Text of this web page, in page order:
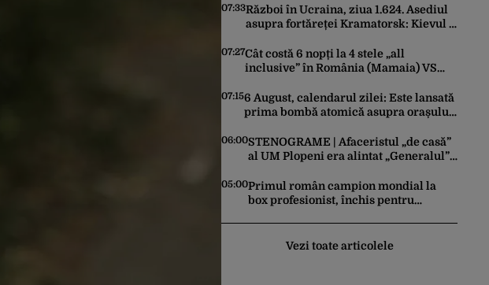
07:33Război în Ucraina, ziua 1.624. Asediul
asupra fortăreței Kramatorsk: Kievul a
sunt la 20 de km de oraș
07:27Cât costă 6 nopți la 4 stele „all
inclusive” în România (Mamaia) VS
mai ieftin, de fapt
07:156 August, calendarul zilei: Este lansată
prima bombă atomică asupra orașului
pentru interzicerea armei nucleare
06:00STENOGRAME | Afaceristul „de casă”
al UM Plopeni era alintat „Generalul”
că i-a adus „subțireanu, așa”
05:00Primul român campion mondial la
box profesionist, închis pentru
Vezi toate articolele